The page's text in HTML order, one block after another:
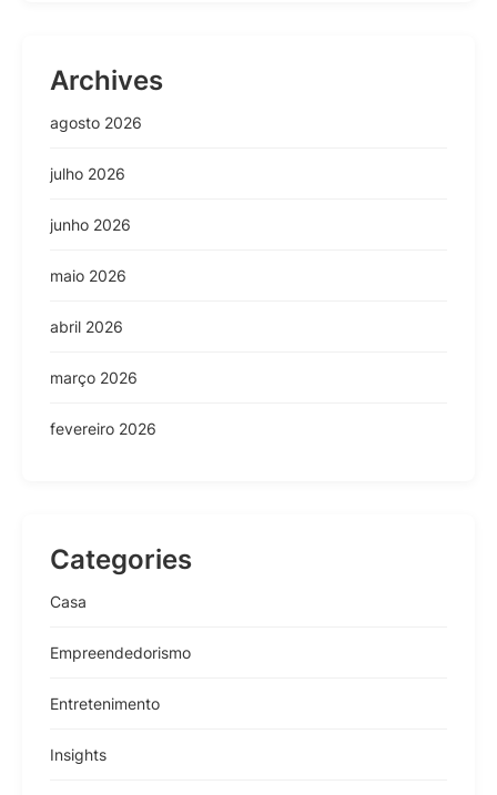
Archives
agosto 2026
julho 2026
junho 2026
maio 2026
abril 2026
março 2026
fevereiro 2026
Categories
Casa
Empreendedorismo
Entretenimento
Insights